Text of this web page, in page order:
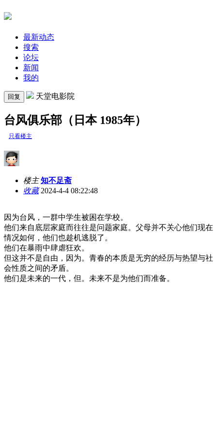
最新动态
搜索
论坛
新闻
我的
回复 天堂电影院
台风俱乐部（日本 1985年）
只看楼主
楼主 知不足斋
收藏2024-4-4 08:22:48
因为台风，一群中学生被困在学校。
他们来自底层家庭而往往是问题家庭。父母并不关心他们现在
情况如何，他们也趁机逃脱了。
他们在暴雨中肆虐狂欢。
但这并不是自由，因为。青春的本质是无穷的经历与热望与社
会性质之间的矛盾。
他们是未来的一代，但。未来不是为他们而准备。